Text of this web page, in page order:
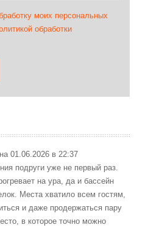
моих персональных
обработки
01.06.2026 в 22:37
подруги уже не первый раз.
на ура, да и бассейн
Места хватило всем гостям,
и даже продержаться пару
в которое точно можно